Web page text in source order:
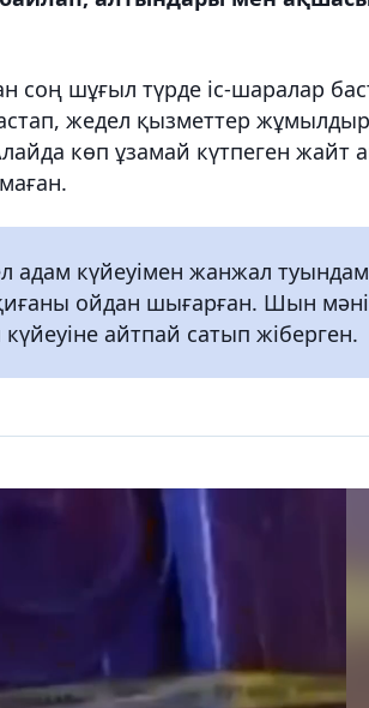
соң шұғыл түрде іс-шаралар
жедел қызметтер
көп ұзамай күтпеген жайт
адам күйеуімен жанжал
ойдан шығарған. Шын
айтпай сатып жіберген.